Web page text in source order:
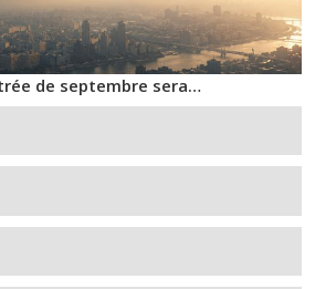
de septembre sera…